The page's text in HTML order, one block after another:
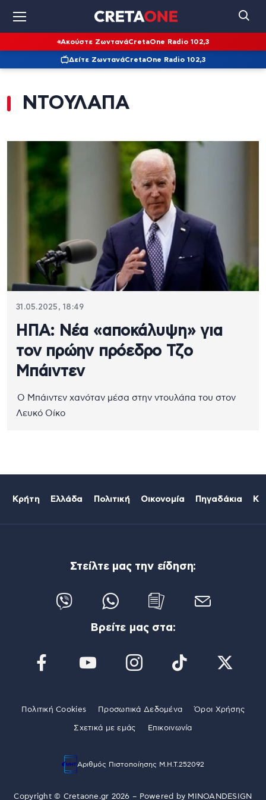
Ακούστε ΖωντανάCretaOne Radio 102,3
Δείτε ΖωντανάCretaOne Radio 102,3
ΝΤΟΥΛΑΠΑ
31.05.2025, 18:49
ΗΠΑ: Νέα «αποκάλυψη» για
τον πρώην πρόεδρο Τζο
Μπάιντεν
Ο Μπάιντεν χανόταν μέσα στην ντουλάπα του στον
Λευκό Οίκο
Κρήτη Ελλάδα Πολιτική Οικονομία Πηγαδάκια
Στείλτε μας την είδηση:
Βρείτε μας στα:
Πολιτική Cookies Προσωπικά Δεδομένα Όροι Χρήσης
Σχετικά με εμάς Επικοινωνία
Αριθμός Πιστοποίησης Μ.Η.Τ.252092
Copyright © Cretaone.gr 2026 – Powered by MINOANDESIGN